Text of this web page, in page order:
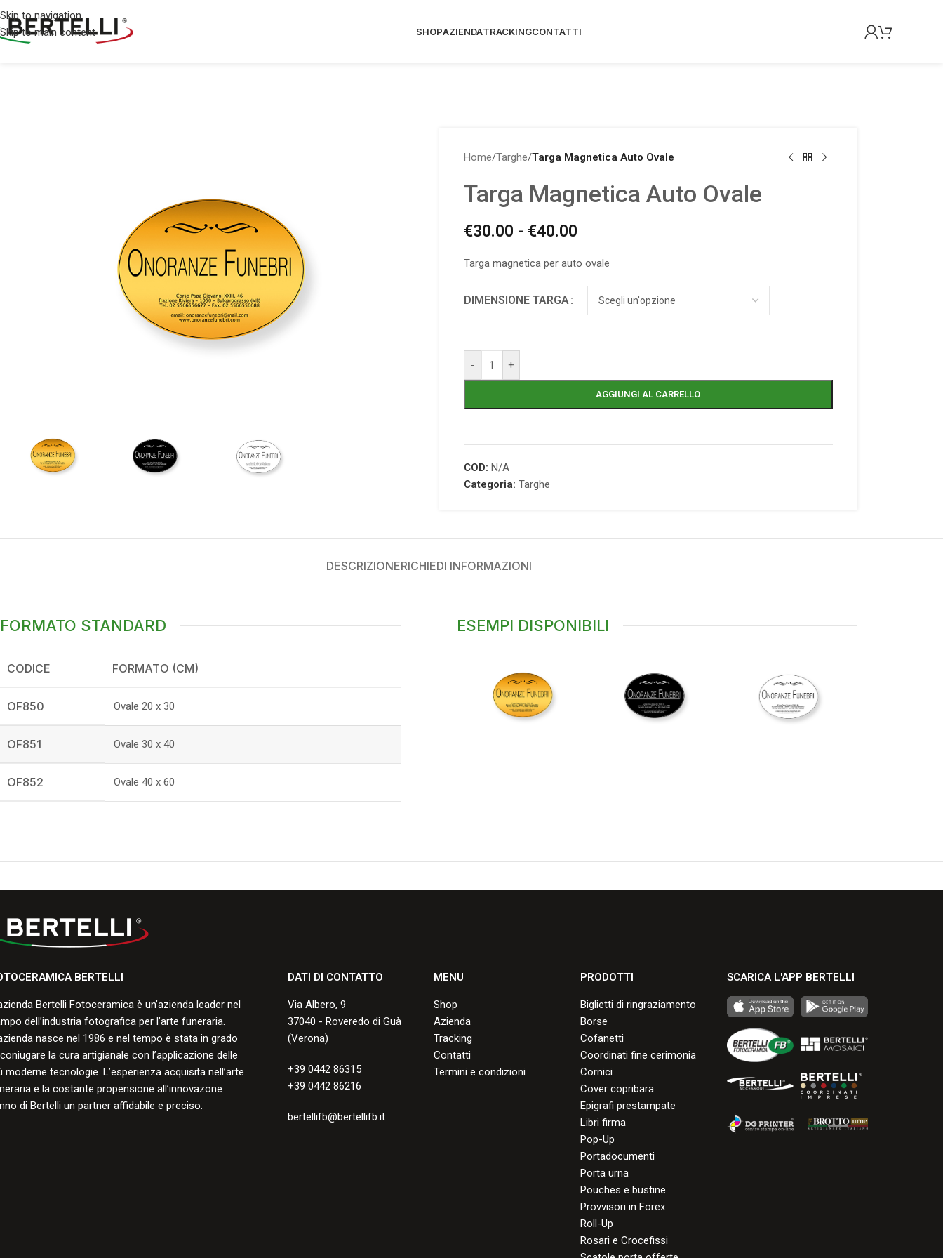
Skip to navigation
Skip to main content
SHOPAZIENDATRACKINGCONTATTI
Home/Targhe/Targa Magnetica Auto Ovale
Targa Magnetica Auto Ovale
€30.00 - €40.00
Targa magnetica per auto ovale
DIMENSIONE TARGA
- +
AGGIUNGI AL CARRELLO
COD: N/A
Categoria: Targhe
DESCRIZIONERICHIEDI INFORMAZIONI
FORMATO STANDARD
CODICE FORMATO (CM)
OF850 Ovale 20 x 30
OF851 Ovale 30 x 40
OF852 Ovale 40 x 60
ESEMPI DISPONIBILI
BERTELLI
Bertelli Fotoceramica è un’azienda leader nel
dell’industria fotografica per l’arte funeraria.
nasce nel 1986 e nel tempo è stata in grado
la cura artigianale con l’applicazione delle
moderne tecnologie. L’esperienza acquisita nell’arte
e la costante propensione all’innovazone
di Bertelli un partner affidabile e preciso.
DATI DI CONTATTO
Via Albero, 9
37040 - Roveredo di Guà
(Verona)
+39 0442 86315
+39 0442 86216
bertellifb@bertellifb.it
MENU
Shop
Azienda
Tracking
Contatti
Termini e condizioni
PRODOTTI
Biglietti di ringraziamento
Borse
Cofanetti
Coordinati fine cerimonia
Cornici
Cover copribara
Epigrafi prestampate
Libri firma
Pop-Up
Portadocumenti
Porta urna
Pouches e bustine
Provvisori in Forex
Roll-Up
Rosari e Crocefissi
SCARICA L'APP BERTELLI